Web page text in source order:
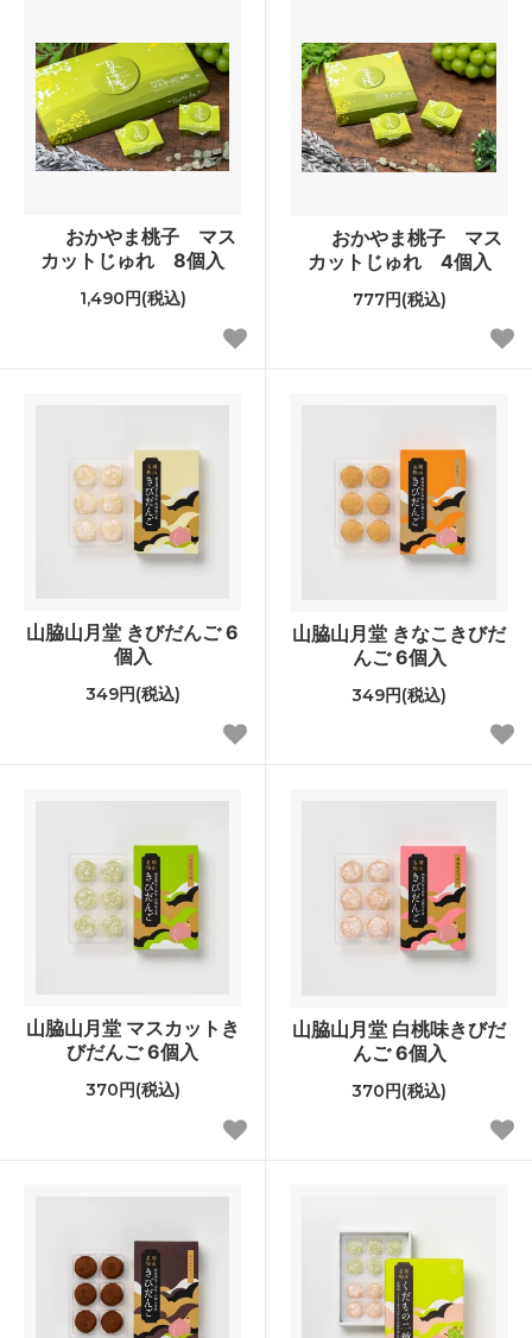
おかやま桃子 マス
カットじゅれ 8個入
1,490円(税込)
おかやま桃子 マス
カットじゅれ 4個入
777円(税込)
山脇山月堂 きびだんご 6
個入
349円(税込)
山脇山月堂 きなこきびだ
んご 6個入
349円(税込)
山脇山月堂 マスカットき
びだんご 6個入
370円(税込)
山脇山月堂 白桃味きびだ
んご 6個入
370円(税込)